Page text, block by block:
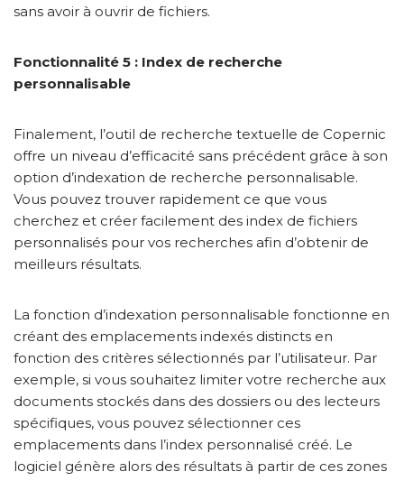
sans avoir à ouvrir de fichiers.
Fonctionnalité 5 : Index de recherche
personnalisable
Finalement, l’outil de recherche textuelle de Copernic
offre un niveau d’efficacité sans précédent grâce à son
option d’indexation de recherche personnalisable.
Vous pouvez trouver rapidement ce que vous
cherchez et créer facilement des index de fichiers
personnalisés pour vos recherches afin d’obtenir de
meilleurs résultats.
La fonction d’indexation personnalisable fonctionne en
créant des emplacements indexés distincts en
fonction des critères sélectionnés par l’utilisateur. Par
exemple, si vous souhaitez limiter votre recherche aux
documents stockés dans des dossiers ou des lecteurs
spécifiques, vous pouvez sélectionner ces
emplacements dans l’index personnalisé créé. Le
logiciel génère alors des résultats à partir de ces zones